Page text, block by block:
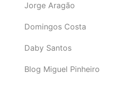
Jorge Aragão
Domingos Costa
Daby Santos
Blog Miguel Pinheiro